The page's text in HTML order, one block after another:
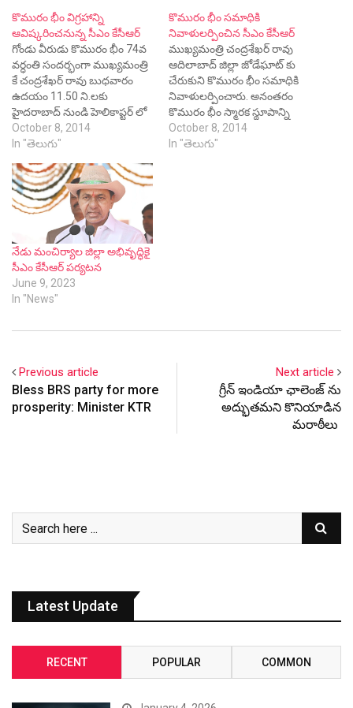
కొమురం భీం విగ్రహాన్ని
ఆవిష్కరించనున్న సీఎం కేసీఆర్
గోండు వీరుడు కొమురం భీం 74వ
వర్ధంతి సందర్భంగా ముఖ్యమంత్రి
కే చంద్రశేఖర్ రావు బుధవారం
ఉదయం 11.50 ని.లకు
హైదరాబాద్ నుండి హెలికాప్టర్ లో
బయలుదేరి వెళ్లి ఆదిలాబాద్ జిల్లా
జోడేఘాట్ కు చేరుకొని అక్కడ
చిహ్నాన్ని ఆవిష్కరించనున్నారు.
అనంతరం భీం జీవిత చరిత్ర,
విశేషాలతో కూడిన ఫోటో ఎగ్జిబిషన్
ను ప్రారంభిస్తారు. ఆ తర్వాత భీం
స్మారక భవన శిలాఫలకాన్ని
ఆవిష్కరించి…
October 8, 2014
In "తెలుగు"
కొమురం భీం సమాధికి
నివాళులర్పించిన సీఎం కేసీఆర్
ముఖ్యమంత్రి చంద్రశేఖర్ రావు
ఆదిలాబాద్ జిల్లా జోడేఘాట్ కు
చేరుకుని కొమురం భీం సమాధికి
నివాళులర్పించారు. అనంతరం
కొమురం భీం స్మారక స్థూపాన్ని
ఆవిష్కరించి ఆయన పేరు మీద
ఏర్పాటు చేయబోయే
October 8, 2014
In "తెలుగు"
నేడు మంచిర్యాల జిల్లా అభివృద్ధికై
సీఎం కేసీఆర్‌ పర్యటన
June 9, 2023
In "News"
Previous article
Bless BRS party for more
prosperity: Minister KTR
Next article
గ్రీన్ ఇండియా ఛాలెంజ్ ను
అద్భుతమని కొనియాడిన
మరాఠీలు
Latest Update
RECENT POPULAR COMMON